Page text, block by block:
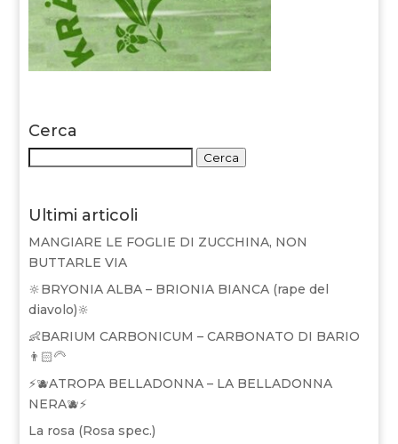
Cerca
Cerca
Ultimi articoli
MANGIARE LE FOGLIE DI ZUCCHINA, NON
BUTTARLE VIA
🔆BRYONIA ALBA – BRIONIA BIANCA (rape del
diavolo)🔆
👶BARIUM CARBONICUM – CARBONATO DI BARIO
👨🏻‍🦳
⚡🫐ATROPA BELLADONNA – LA BELLADONNA
NERA🫐⚡
La rosa (Rosa spec.)